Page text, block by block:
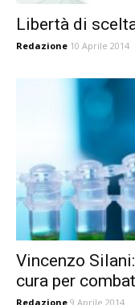
Libertà di
Redazione 10 Aprile 2014
Vincenzo
cura per
Redazione 9 Aprile 2014